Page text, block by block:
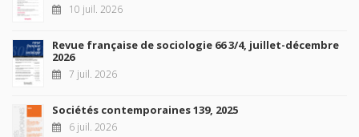
10 juil. 2026
Revue française de sociologie 66 3/4, juillet-décembre
2026
7 juil. 2026
Sociétés contemporaines 139, 2025
6 juil. 2026